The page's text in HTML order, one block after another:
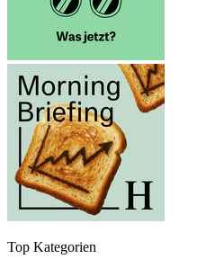
Top Kategorien